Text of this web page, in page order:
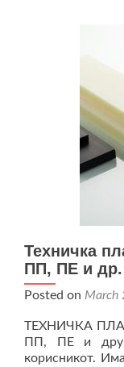
Техничка
ПП, ПЕ и др.
Posted on March
ТЕХНИЧКА
ПП, ПЕ и
корисникот.